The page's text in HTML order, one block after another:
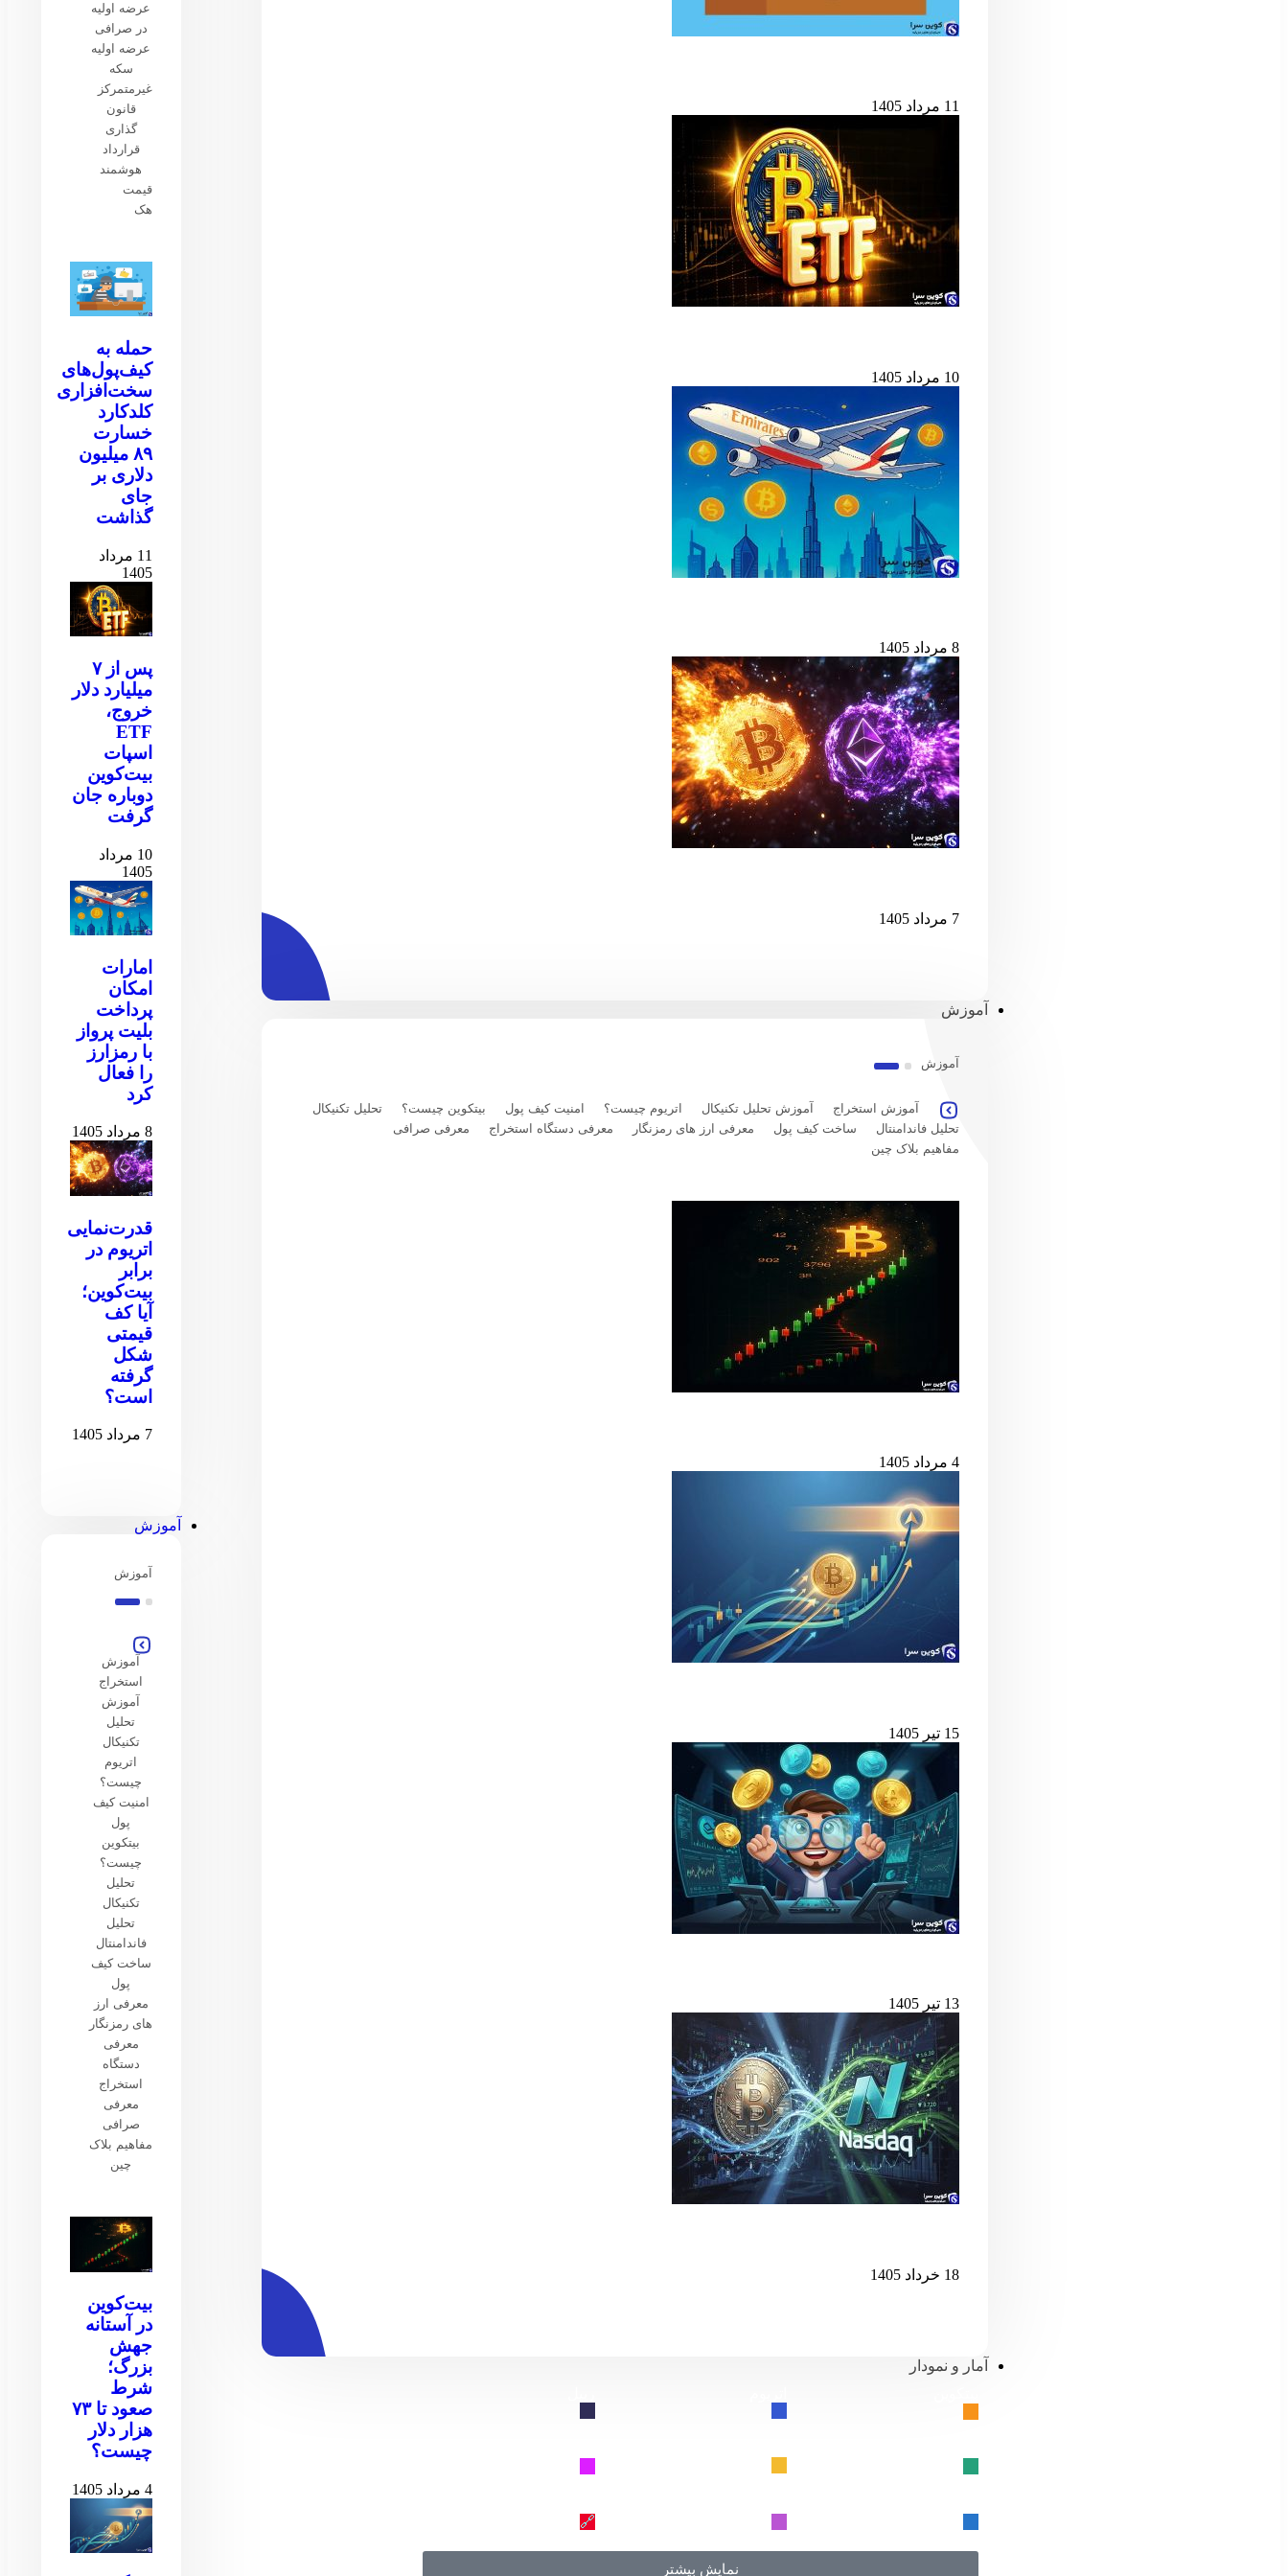
11 مرداد 1405
10 مرداد 1405
8 مرداد 1405
7 مرداد 1405
آموزش
آموزش
آموزش استخراج آموزش تحلیل تکنیکال اتریوم چیست؟ امنیت کیف پول بیتکوین چیست؟
تحلیل تکنیکال
تحلیل فاندامنتال
ساخت کیف پول معرفی ارز های رمزنگار معرفی دستگاه استخراج
معرفی صرافی
مفاهیم بلاک چین
4 مرداد 1405
15 تیر 1405
13 تیر 1405
18 خرداد 1405
آمار و نمودار
🔗
نمایش بیشتر
عرضه اولیه
در صرافی
عرضه اولیه
سکه
غیرمتمرکز
قانون
گذاری
قرارداد
هوشمند
قیمت
هک
حمله به
کیف‌پول‌های
سخت‌افزاری
کلدکارد
خسارت
۸۹ میلیون
دلاری بر
جای
گذاشت
11 مرداد
1405
پس از ۷
میلیارد دلار
خروج،
ETF
اسپات
بیت‌کوین
دوباره جان
گرفت
10 مرداد
1405
امارات
امکان
پرداخت
بلیت پرواز
با رمزارز
را فعال
کرد
8 مرداد 1405
قدرت‌نمایی
اتریوم در
برابر
بیت‌کوین؛
آیا کف
قیمتی
شکل
گرفته
است؟
7 مرداد 1405
آموزش
آموزش
آموزش
استخراج
آموزش
تحلیل
تکنیکال
اتریوم
چیست؟
امنیت کیف
پول
بیتکوین
چیست؟
تحلیل
تکنیکال
تحلیل
فاندامنتال
ساخت کیف
پول
معرفی ارز
های رمزنگار
معرفی
دستگاه
استخراج
معرفی
صرافی
مفاهیم بلاک
چین
بیت‌کوین
در آستانه
جهش
بزرگ؛
شرط
صعود تا ۷۳
هزار دلار
چیست؟
4 مرداد 1405